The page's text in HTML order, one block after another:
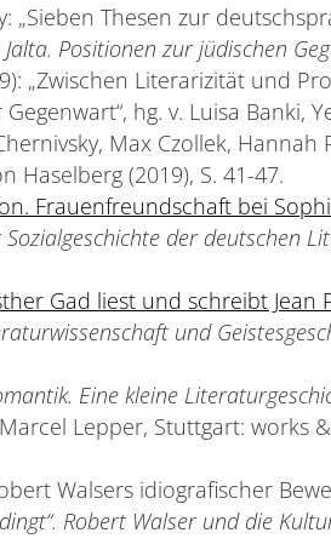
„Sieben Thesen zur
Jalta. Positionen zur jüdischen
„Zwischen Literarizität und
hg. v. Luisa Banki,
Max Czollek, Hannah
Haselberg (2019), S. 41-47.
Frauenfreundschaft bei
der deutschen
Gad liest und schreibt Jean
und
Eine kleine
Lepper, Stuttgart: works
Walsers idiografischer
Robert Walser und die